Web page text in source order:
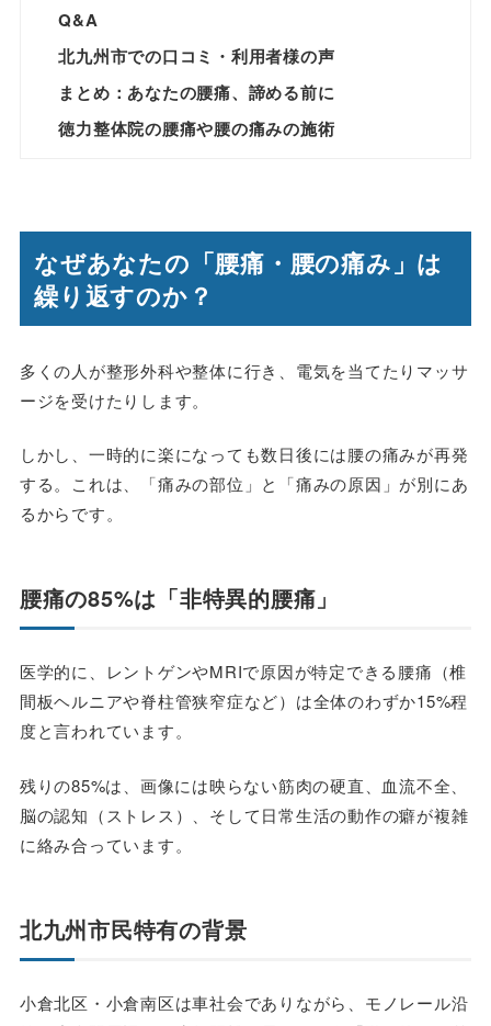
Q&A
北九州市での口コミ・利用者様の声
まとめ：あなたの腰痛、諦める前に
徳力整体院の腰痛や腰の痛みの施術
なぜあなたの「腰痛・腰の痛み」は
繰り返すのか？
多くの人が整形外科や整体に行き、電気を当てたりマッサ
ージを受けたりします。
しかし、一時的に楽になっても数日後には腰の痛みが再発
する。これは、「痛みの部位」と「痛みの原因」が別にあ
るからです。
腰痛の85%は「非特異的腰痛」
医学的に、レントゲンやMRIで原因が特定できる腰痛（椎
間板ヘルニアや脊柱管狭窄症など）は全体のわずか15%程
度と言われています。
残りの85%は、画像には映らない筋肉の硬直、血流不全、
脳の認知（ストレス）、そして日常生活の動作の癖が複雑
に絡み合っています。
北九州市民特有の背景
小倉北区・小倉南区は車社会でありながら、モノレール沿